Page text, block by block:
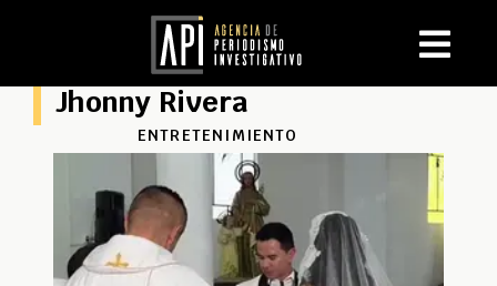
Jhonny Rivera
ENTRETENIMIENTO